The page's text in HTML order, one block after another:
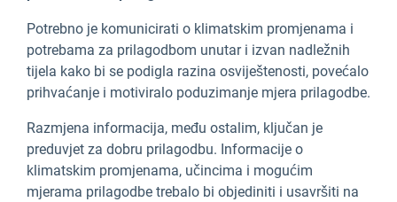
Potrebno je komunicirati o klimatskim promjenama i
potrebama za prilagodbom unutar i izvan nadležnih
tijela kako bi se podigla razina osviještenosti, povećalo
prihvaćanje i motiviralo poduzimanje mjera prilagodbe.
Razmjena informacija, među ostalim, ključan je
preduvjet za dobru prilagodbu. Informacije o
klimatskim promjenama, učincima i mogućim
mjerama prilagodbe trebalo bi objediniti i usavršiti na